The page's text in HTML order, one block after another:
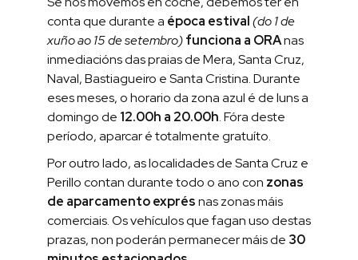
conta que durante a época estival(do 1 de
xuño ao 15 de setembro)funciona a ORAnas
inmediacións das praias de Mera, Santa Cruz,
Naval, Bastiagueiro e Santa Cristina. Durante
eses meses, o horario da zona azul é de luns a
domingo de 12.00h a 20.00h. Fóra deste
período, aparcar é totalmente gratuíto.
Por outro lado, as localidades de Santa Cruz e
Perillo contan durante todo o ano con zonas
de aparcamento exprésnas zonas máis
comerciais. Os vehículos que fagan uso destas
prazas, non poderán permanecer máis de 30